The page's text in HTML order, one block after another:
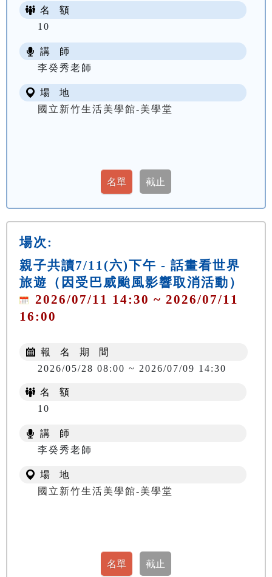
名 額
10
講 師
李癸秀老師
場 地
國立新竹生活美學館-美學堂
場次:
親子共讀7/11(六)下午 - 話畫看世界
旅遊（因受巴威颱風影響取消活動）
2026/07/11 14:30 ~ 2026/07/11
16:00
報 名 期 間
2026/05/28 08:00 ~ 2026/07/09 14:30
名 額
10
講 師
李癸秀老師
場 地
國立新竹生活美學館-美學堂